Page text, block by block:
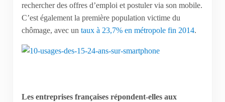
rechercher des offres d’emploi et postuler via son mobile.
C’est également la première population victime du
chômage, avec un taux à 23,7% en métropole fin 2014.
Les entreprises françaises répondent-elles aux